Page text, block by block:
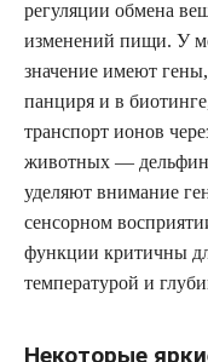
регуляции обмена
изменений пищи. У
значение имеют
панциря и в
транспорт ионов
животных —
уделяют внимание
сенсорном
функции критичны
температурой и
Некоторые